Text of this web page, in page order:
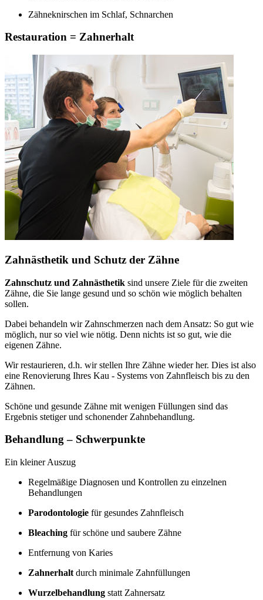
Zähneknirschen im Schlaf, Schnarchen
Restauration = Zahnerhalt
Zahnästhetik und Schutz der Zähne
Zahnschutz und Zahnästhetik sind unsere Ziele für die zweiten
Zähne, die Sie lange gesund und so schön wie möglich behalten
sollen.
Dabei behandeln wir Zahnschmerzen nach dem Ansatz: So gut wie
möglich, nur so viel wie nötig. Denn nichts ist so gut, wie die
eigenen Zähne.
Wir restaurieren, d.h. wir stellen Ihre Zähne wieder her. Dies ist also
eine Renovierung Ihres Kau - Systems von Zahnfleisch bis zu den
Zähnen.
Schöne und gesunde Zähne mit wenigen Füllungen sind das
Ergebnis stetiger und schonender Zahnbehandlung.
Behandlung – Schwerpunkte
Ein kleiner Auszug
Regelmäßige Diagnosen und Kontrollen zu einzelnen
Behandlungen
Parodontologie für gesundes Zahnfleisch
Bleaching für schöne und saubere Zähne
Entfernung von Karies
Zahnerhalt durch minimale Zahnfüllungen
Wurzelbehandlung statt Zahnersatz